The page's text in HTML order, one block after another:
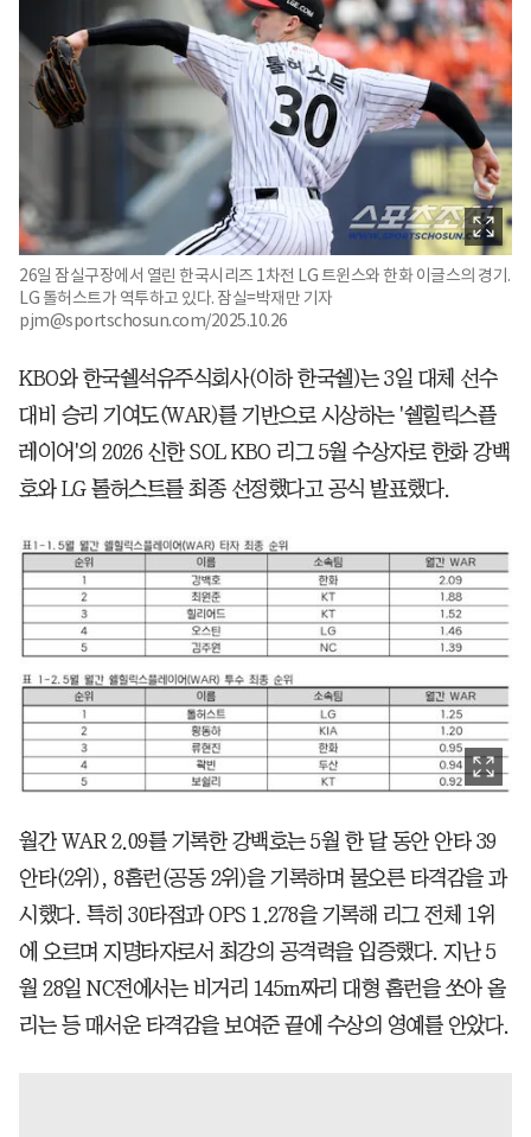
26일 잠실구장에서 열린 한국시리즈 1차전 LG 트윈스와 한화 이글스의 경기.
LG 톨허스트가 역투하고 있다. 잠실=박재만 기자
pjm@sportschosun.com/2025.10.26
KBO와 한국쉘석유주식회사(이하 한국쉘)는 3일 대체 선수
대비 승리 기여도(WAR)를 기반으로 시상하는 '쉘힐릭스플
레이어'의 2026 신한 SOL KBO 리그 5월 수상자로 한화 강백
호와 LG 톨허스트를 최종 선정했다고 공식 발표했다.
월간 WAR 2.09를 기록한 강백호는 5월 한 달 동안 안타 39
안타(2위), 8홈런(공동 2위)을 기록하며 물오른 타격감을 과
시했다. 특히 30타점과 OPS 1.278을 기록해 리그 전체 1위
에 오르며 지명타자로서 최강의 공격력을 입증했다. 지난 5
월 28일 NC전에서는 비거리 145m짜리 대형 홈런을 쏘아 올
리는 등 매서운 타격감을 보여준 끝에 수상의 영예를 안았다.